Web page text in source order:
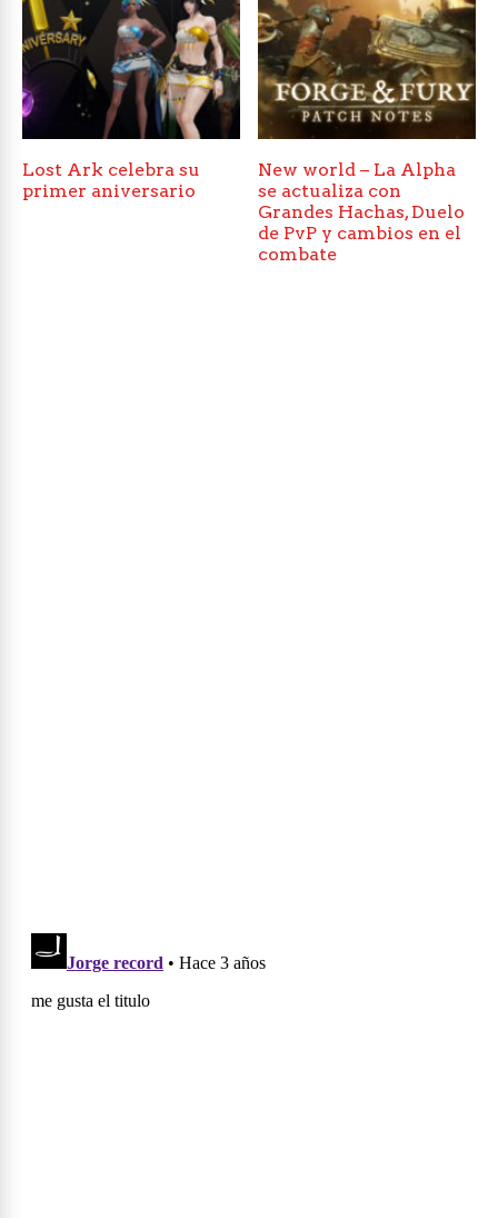
Lost Ark celebra su
primer aniversario
New world – La Alpha
se actualiza con
Grandes Hachas, Duelo
de PvP y cambios en el
combate